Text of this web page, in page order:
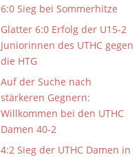
6:0 Sieg bei Sommerhitze
Glatter 6:0 Erfolg der U15-2
Juniorinnen des UTHC gegen
die HTG
Auf der Suche nach
stärkeren Gegnern:
Willkommen bei den UTHC
Damen 40-2
4:2 Sieg der UTHC Damen in